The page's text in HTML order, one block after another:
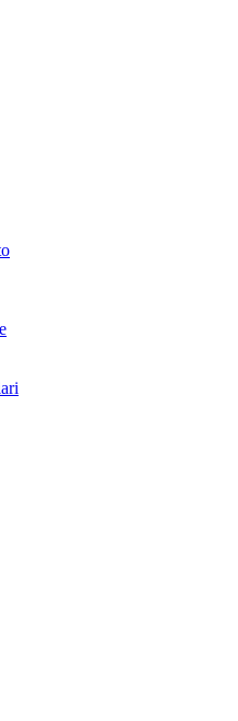
livello
di secondo livello
di secondo livello
di secondo livello